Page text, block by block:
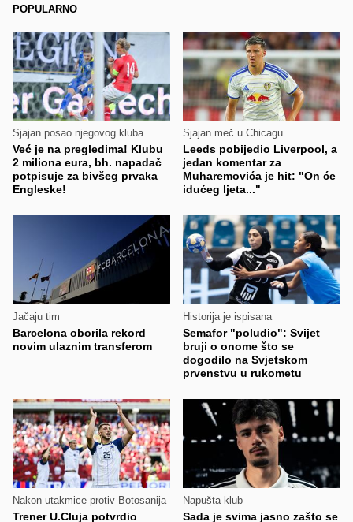
POPULARNO
Sjajan posao njegovog kluba
Već je na pregledima! Klubu
2 miliona eura, bh. napadač
potpisuje za bivšeg prvaka
Engleske!
Sjajan meč u Chicagu
Leeds pobijedio Liverpool, a
jedan komentar za
Muharemovića je hit: "On će
idućeg ljeta..."
Jačaju tim
Barcelona oborila rekord
novim ulaznim transferom
Historija je ispisana
Semafor "poludio": Svijet
bruji o onome što se
dogodilo na Svjetskom
prvenstvu u rukometu
Nakon utakmice protiv Botosanija
Trener U.Cluja potvrdio
Napušta klub
Sada je svima jasno zašto se